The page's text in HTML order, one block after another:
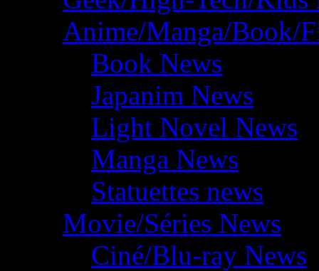
Anime/Manga/Book/
Book News
Japanim News
Light Novel News
Manga News
Statuettes news
Movie/Séries News
Ciné/Blu-ray News